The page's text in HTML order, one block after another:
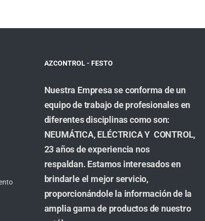
AZCONTROL - FESTO
Nuestra Empresa se conforma de un
equipo de trabajo de profesionales en
diferentes disciplinas como son:
NEUMÁTICA, ELÉCTRICA Y CONTROL,
23 años de experiencia nos
respaldan. Estamos interesados en
brindarle el mejor servicio,
proporcionándole la información de la
amplia gama de productos de nuestro